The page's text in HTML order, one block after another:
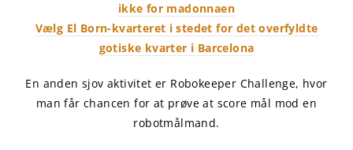
ikke for madonnaen
Vælg El Born-kvarteret i stedet for det overfyldte
gotiske kvarter i Barcelona
En anden sjov aktivitet er Robokeeper Challenge, hvor
man får chancen for at prøve at score mål mod en
robotmålmand.